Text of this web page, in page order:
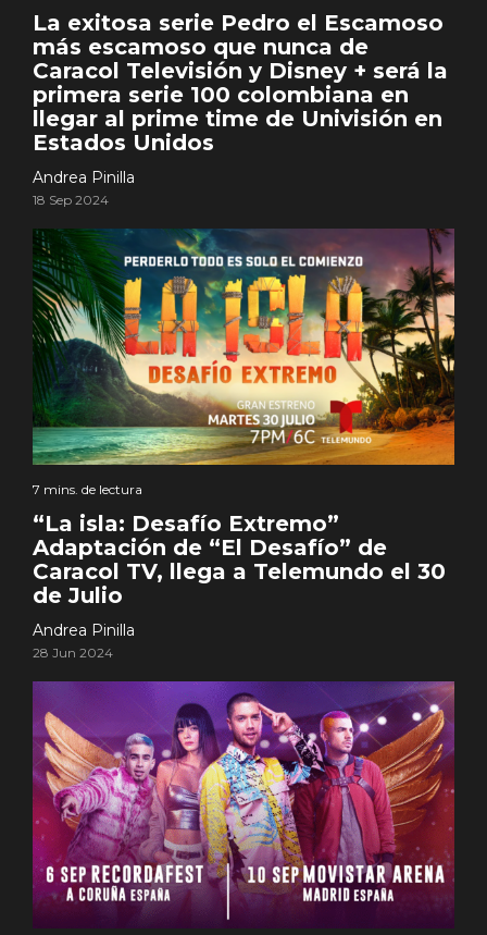
La exitosa serie Pedro el Escamoso
más escamoso que nunca de
Caracol Televisión y Disney + será la
primera serie 100 colombiana en
llegar al prime time de Univisión en
Estados Unidos
Andrea Pinilla
18 Sep 2024
7 mins. de lectura
“La isla: Desafío Extremo”
Adaptación de “El Desafío” de
Caracol TV, llega a Telemundo el 30
de Julio
Andrea Pinilla
28 Jun 2024